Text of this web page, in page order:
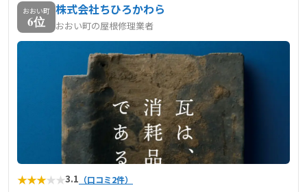
おおい町
6位
株式会社ちひろかわら
おおい町の屋根修理業者
★★★★★3.1 （口コミ2件）